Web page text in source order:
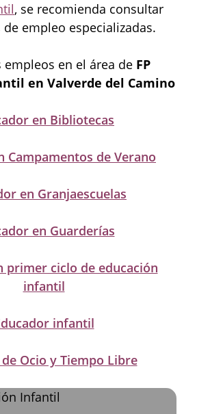
, se recomienda consultar
empleo especializadas.
empleos en el área de FP
en Valverde del Camino
en Bibliotecas
Campamentos de Verano
en Granjaescuelas
en Guarderías
primer ciclo de educación
infantil
infantil
Ocio y Tiempo Libre